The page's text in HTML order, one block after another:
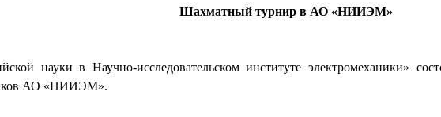
Шахматный турнир в АО «НИИЭМ»
науки в Научно-исследовательском институте электромеханики»
АО «НИИЭМ».